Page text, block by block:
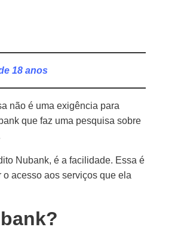
18 anos
não é uma exigência para
que faz uma pesquisa sobre
Nubank, é a facilidade. Essa é
acesso aos serviços que ela